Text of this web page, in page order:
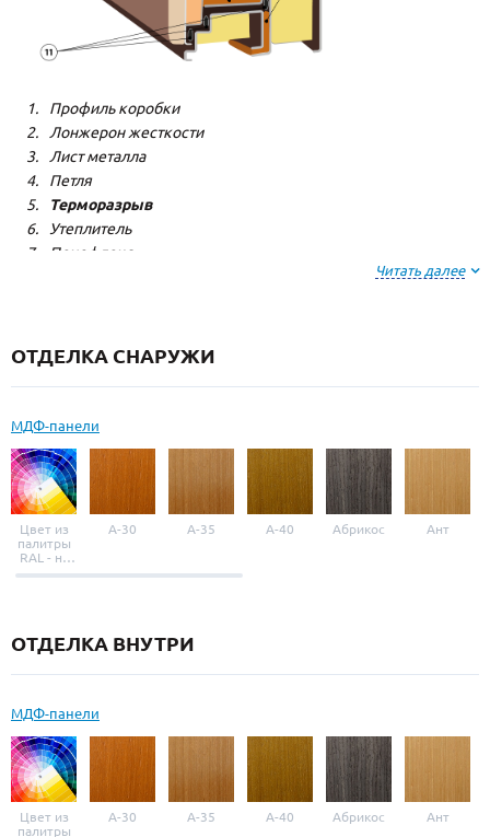
Профиль коробки
Лонжерон жесткости
Лист металла
Петля
Терморазрыв
Утеплитель
Пенофлекс
Резиновый уплотнитель
Читать далее
ОТДЕЛКА СНАРУЖИ
МДФ-панели
Цвет из
палитры
RAL - на
выбор
A-30 A-35 A-40 Абрикос Ант
ОТДЕЛКА ВНУТРИ
МДФ-панели
Цвет из
палитры
A-30 A-35 A-40 Абрикос Ант